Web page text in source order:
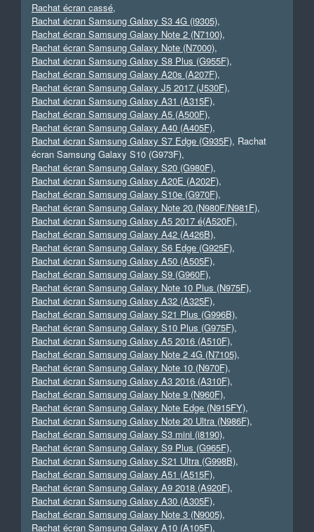
Rachat écran cassé,
Rachat écran Samsung Galaxy S3 4G (i9305),
Rachat écran Samsung Galaxy Note 2 (N7100),
Rachat écran Samsung Galaxy Note (N7000),
Rachat écran Samsung Galaxy S8 Plus (G955F),
Rachat écran Samsung Galaxy A20s (A207F),
Rachat écran Samsung Galaxy J5 2017 (J530F),
Rachat écran Samsung Galaxy A31 (A315F),
Rachat écran Samsung Galaxy A5 (A500F),
Rachat écran Samsung Galaxy A40 (A405F),
Rachat écran Samsung Galaxy S7 Edge (G935F), Rachat
écran Samsung Galaxy S10 (G973F),
Rachat écran Samsung Galaxy S20 (G980F),
Rachat écran Samsung Galaxy A20E (A202F),
Rachat écran Samsung Galaxy S10e (G970F),
Rachat écran Samsung Galaxy Note 20 (N980F/N981F),
Rachat écran Samsung Galaxy A5 2017 é(A520F),
Rachat écran Samsung Galaxy A42 (A426B),
Rachat écran Samsung Galaxy S6 Edge (G925F),
Rachat écran Samsung Galaxy A50 (A505F),
Rachat écran Samsung Galaxy S9 (G960F),
Rachat écran Samsung Galaxy Note 10 Plus (N975F),
Rachat écran Samsung Galaxy A32 (A325F),
Rachat écran Samsung Galaxy S21 Plus (G996B),
Rachat écran Samsung Galaxy S10 Plus (G975F),
Rachat écran Samsung Galaxy A5 2016 (A510F),
Rachat écran Samsung Galaxy Note 2 4G (N7105),
Rachat écran Samsung Galaxy Note 10 (N970F),
Rachat écran Samsung Galaxy A3 2016 (A310F),
Rachat écran Samsung Galaxy Note 9 (N960F),
Rachat écran Samsung Galaxy Note Edge (N915FY),
Rachat écran Samsung Galaxy Note 20 Ultra (N986F),
Rachat écran Samsung Galaxy S3 mini (i8190),
Rachat écran Samsung Galaxy S9 Plus (G965F),
Rachat écran Samsung Galaxy S21 Ultra (G998B),
Rachat écran Samsung Galaxy A51 (A515F),
Rachat écran Samsung Galaxy A9 2018 (A920F),
Rachat écran Samsung Galaxy A30 (A305F),
Rachat écran Samsung Galaxy Note 3 (N9005),
Rachat écran Samsung Galaxy A10 (A105F),